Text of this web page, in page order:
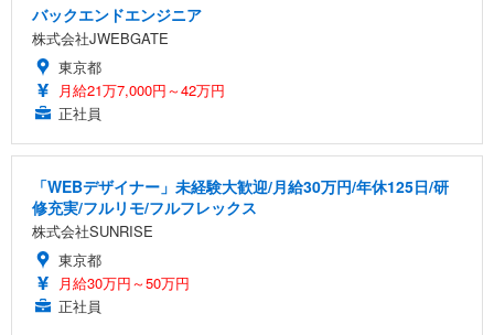
バックエンドエンジニア
株式会社JWEBGATE
東京都
月給21万7,000円～42万円
正社員
「WEBデザイナー」未経験大歓迎/月給30万円/年休125日/研
修充実/フルリモ/フルフレックス
株式会社SUNRISE
東京都
月給30万円～50万円
正社員